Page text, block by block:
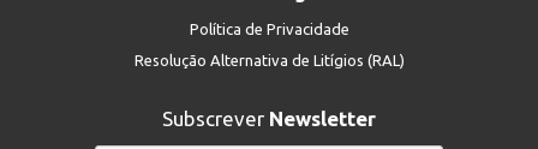
Política de Privacidade
Resolução Alternativa de Litígios (RAL)
Subscrever Newsletter